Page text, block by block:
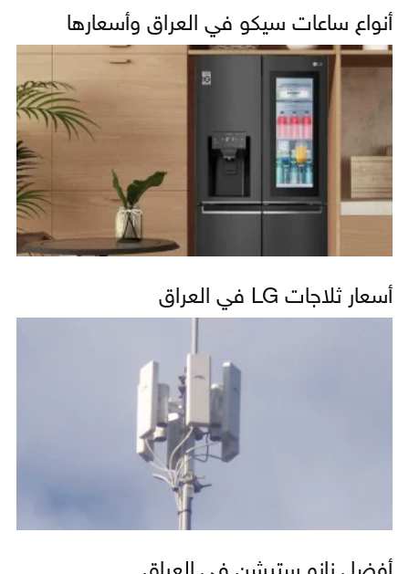
أنواع ساعات سيكو في العراق وأسعارها
أسعار ثلاجات LG في العراق